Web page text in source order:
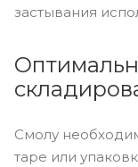
застывания
Смолу
таре или